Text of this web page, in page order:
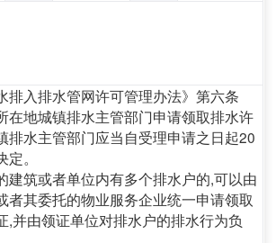
排入排水管网许可管理办法》第六条
在地城镇排水主管部门申请领取排水许
排水主管部门应当自受理申请之日起20
。
建筑或者单位内有多个排水户的,可以由
者其委托的物业服务企业统一申请领取
,并由领证单位对排水户的排水行为负